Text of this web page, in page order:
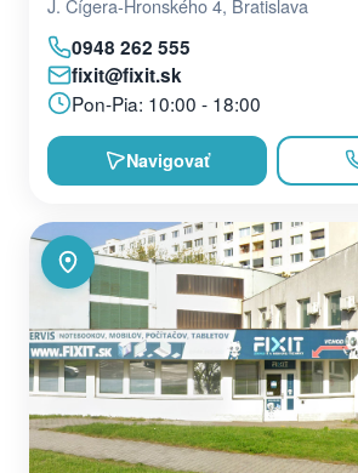
J. Cígera-Hronského 4, Bratislava
0948 262 555
fixit@fixit.sk
Pon-Pia: 10:00 - 18:00
Navigovať